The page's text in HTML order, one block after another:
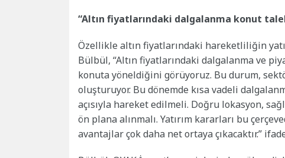
“Altın fiyatlarındaki dalgalanma konut
Özellikle altın fiyatlarındaki hareketliliğin
Bülbül, “Altın fiyatlarındaki dalgalanma ve
konuta yöneldiğini görüyoruz. Bu durum,
oluşturuyor. Bu dönemde kısa vadeli
açısıyla hareket edilmeli. Doğru lokasyon,
ön plana alınmalı. Yatırım kararları bu
avantajlar çok daha net ortaya çıkacaktır.”